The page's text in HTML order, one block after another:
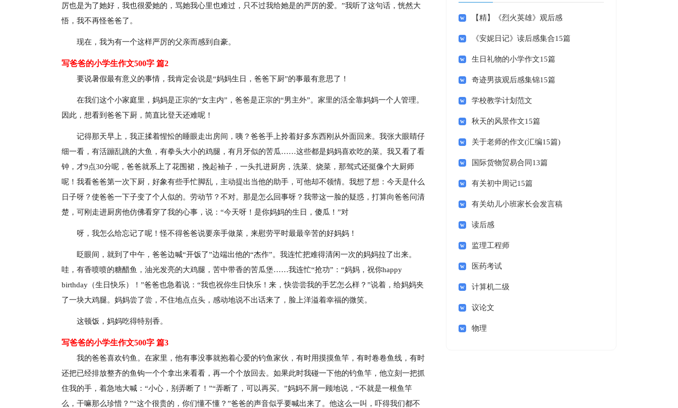
厉也是为了她好，我也很爱她的，骂她我心里也难过，只不过我给她是的严厉的爱。”我听了这句话，恍然大
悟，我不再怪爸爸了。
现在，我为有一个这样严厉的父亲而感到自豪。
写爸爸的小学生作文500字 篇2
要说暑假最有意义的事情，我肯定会说是“妈妈生日，爸爸下厨”的事最有意思了！
在我们这个小家庭里，妈妈是正宗的“女主内”，爸爸是正宗的“男主外”。家里的活全靠妈妈一个人管理。
因此，想看到爸爸下厨，简直比登天还难呢！
记得那天早上，我正揉着惺忪的睡眼走出房间，咦？爸爸手上拎着好多东西刚从外面回来。我张大眼睛仔
细一看，有活蹦乱跳的大鱼，有拳头大小的鸡腿，有月牙似的苦瓜……这些都是妈妈喜欢吃的菜。我又看了看
钟，才9点30分呢，爸爸就系上了花围裙，挽起袖子，一头扎进厨房，洗菜、烧菜，那驾式还挺像个大厨师
呢！我看爸爸第一次下厨，好象有些手忙脚乱，主动提出当他的助手，可他却不领情。我想了想：今天是什么
日子呀？使爸爸一下子变了个人似的。劳动节？不对。那是怎么回事呀？我带这一脸的疑惑，打算向爸爸问清
楚，可刚走进厨房他仿佛看穿了我的心事，说：“今天呀！是你妈妈的生日，傻瓜！”对
呀，我怎么给忘记了呢！怪不得爸爸说要亲手做菜，来慰劳平时最最辛苦的好妈妈！
眨眼间，就到了中午，爸爸边喊“开饭了”边端出他的“杰作”。我连忙把难得清闲一次的妈妈拉了出来。
哇，有香喷喷的糖醋鱼，油光发亮的大鸡腿，苦中带香的苦瓜堡……我连忙“抢功”：“妈妈，祝你happy
birthday（生日快乐）！”爸爸也急着说：“我也祝你生日快乐！来，快尝尝我的手艺怎么样？”说着，给妈妈夹
了一块大鸡腿。妈妈尝了尝，不住地点点头，感动地说不出话来了，脸上洋溢着幸福的微笑。
这顿饭，妈妈吃得特别香。
写爸爸的小学生作文500字 篇3
我的爸爸喜欢钓鱼。在家里，他有事没事就抱着心爱的钓鱼家伙，有时用摸摸鱼竿，有时卷卷鱼线，有时
还把已经排放整齐的鱼钩一个个拿出来看看，再一个个放回去。如果此时我碰一下他的钓鱼竿，他立刻一把抓
住我的手，着急地大喊：“小心，别弄断了！”“弄断了，可以再买。”妈妈不屑一顾地说，“不就是一根鱼竿
么，干嘛那么珍惜？”“这个很贵的，你们懂不懂？”爸爸的声音似乎要喊出来了。他这么一叫，吓得我们都不
【精】《烈火英雄》观后感
《安妮日记》读后感集合15篇
生日礼物的小学作文15篇
奇迹男孩观后感集锦15篇
学校教学计划范文
秋天的风景作文15篇
关于老师的作文(汇编15篇)
国际货物贸易合同13篇
有关初中周记15篇
有关幼儿小班家长会发言稿
读后感
监理工程师
医药考试
计算机二级
议论文
物理